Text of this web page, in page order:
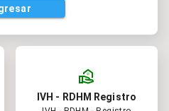
real_estate_agent
IVH - RDHM Registro